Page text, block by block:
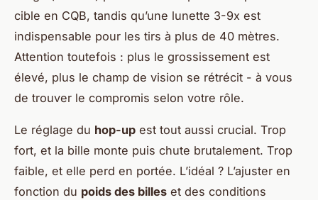
cible en CQB, tandis qu’une lunette 3-9x est
indispensable pour les tirs à plus de 40 mètres.
Attention toutefois : plus le grossissement est
élevé, plus le champ de vision se rétrécit - à vous
de trouver le compromis selon votre rôle.
Le réglage du hop-up est tout aussi crucial. Trop
fort, et la bille monte puis chute brutalement. Trop
faible, et elle perd en portée. L’idéal ? L’ajuster en
fonction du poids des billes et des conditions